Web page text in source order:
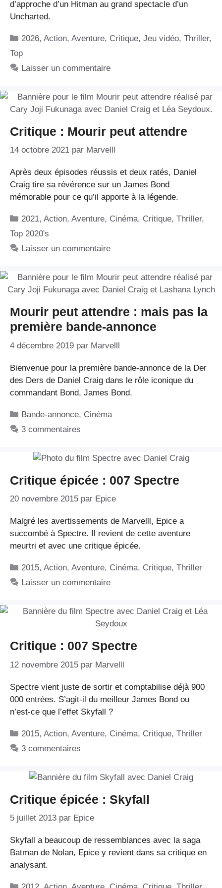
d’approche d’un Hitman au grand spectacle d’un
Uncharted.
Catégories
2026,Action,Aventure, Critique,Jeu vidéo,Thriller,
Top
Laisser un commentaire
Critique : Mourir peut attendre
14 octobre 2021 par Marvelll
Après deux épisodes réussis et deux ratés, Daniel
Craig tire sa révérence sur un James Bond
mémorable pour ce qu’il apporte à la légende.
Catégories
2021,Action,Aventure, Cinéma, Critique,Thriller,
Top 2020's
Laisser un commentaire
Mourir peut attendre : mais pas la
première bande-annonce
4 décembre 2019 par Marvelll
Bienvenue pour la première bande-annonce de la Der
des Ders de Daniel Craig dans le rôle iconique du
commandant Bond, James Bond.
Catégories
Bande-annonce, Cinéma
3 commentaires
Critique épicée : 007 Spectre
20 novembre 2015 par Epice
Malgré les avertissements de Marvelll, Epice a
succombé à Spectre. Il revient de cette aventure
meurtri et avec une critique épicée.
Catégories
2015,Action,Aventure, Cinéma, Critique,Thriller
Laisser un commentaire
Critique : 007 Spectre
12 novembre 2015 par Marvelll
Spectre vient juste de sortir et comptabilise déjà 900
000 entrées. S’agit-il du meilleur James Bond ou
n’est-ce que l’effet Skyfall ?
Catégories
2015,Action,Aventure, Cinéma, Critique,Thriller
3 commentaires
Critique épicée : Skyfall
5 juillet 2013 par Epice
Skyfall a beaucoup de ressemblances avec la saga
Batman de Nolan, Epice y revient dans sa critique en
analysant.
Catégories